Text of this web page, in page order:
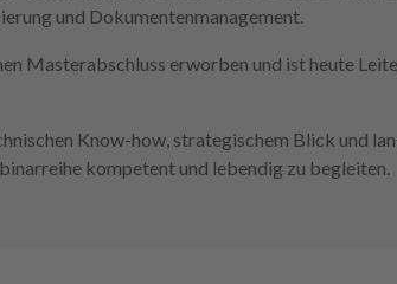
und Dokumentenmanagement.
Masterabschluss erworben und ist heute
Know-how, strategischem Blick und
kompetent und lebendig zu begleiten.